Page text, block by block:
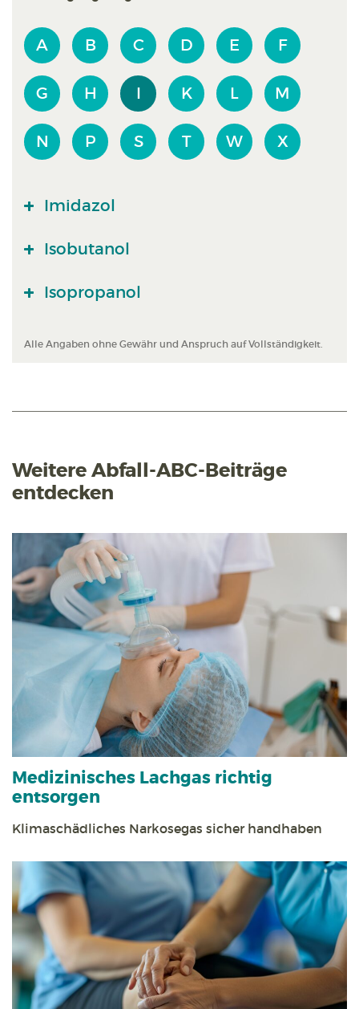
A B C D E F
G H I K L M
N P S T W X
Imidazol
Isobutanol
Isopropanol
Alle Angaben ohne Gewähr und Anspruch auf Vollständigkeit.
Weitere Abfall-ABC-Beiträge
entdecken
Medizinisches Lachgas richtig
entsorgen
Klimaschädliches Narkosegas sicher handhaben